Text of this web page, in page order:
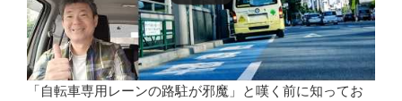
「自転車専用レーンの路駐が邪魔」と嘆く前に知ってお